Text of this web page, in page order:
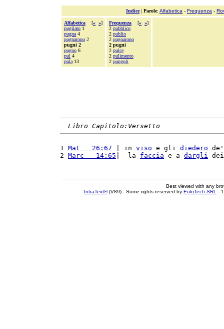
Indice| Parole: Alfabetica - Frequenza -
Alfabetica [« »]
pugilato 1
pugna 4
pugnarono 2
pugni 2
pugno 6
pul 4
pula 13
Frequenza [« »]
2 pubblico
2 publio
2 pugnarono
2 pugni
2 pulce
2 pulimento
2 pungoli
Libro Capitolo:Versetto
1 Mat   26:67 | in viso e gli diedero
2 Marc   14:65 |  la faccia e a dargli
Best viewed with any
IntraText®(V89) - Some rights reserved by EuloTech SRL -